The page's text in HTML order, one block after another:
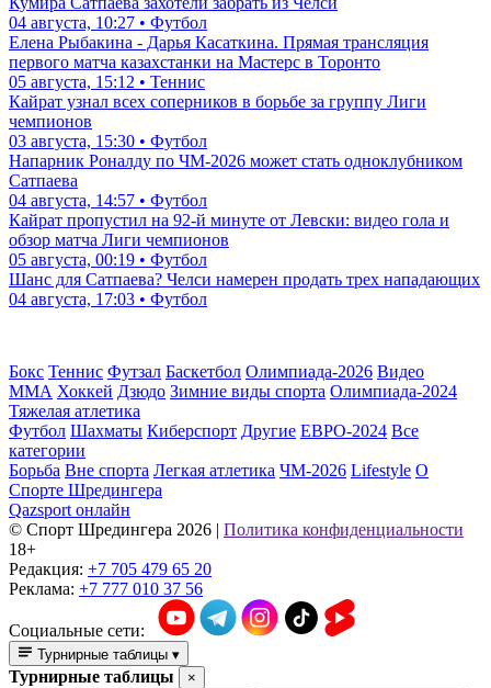
04 августа, 10:27 • Футбол
Елена Рыбакина - Дарья Касаткина. Прямая трансляция
первого матча казахстанки на Мастерс в Торонто
05 августа, 15:12 • Теннис
Кайрат узнал всех соперников в борьбе за группу Лиги
чемпионов
03 августа, 15:30 • Футбол
Напарник Роналду по ЧМ-2026 может стать одноклубником
Сатпаева
04 августа, 14:57 • Футбол
Кайрат пропустил на 92-й минуте от Левски: видео гола и
обзор матча Лиги чемпионов
05 августа, 00:19 • Футбол
Шанс для Сатпаева? Челси намерен продать трех нападающих
04 августа, 17:03 • Футбол
Бокс Теннис Футзал Баскетбол Олимпиада-2026 Видео
ММА Хоккей Дзюдо Зимние виды спорта Олимпиада-2024
Тяжелая атлетика
Футбол Шахматы Киберспорт Другие ЕВРО-2024 Все
категории
Борьба Вне спорта Легкая атлетика ЧМ-2026 Lifestyle О
Спорте Шредингера
Qazsport онлайн
© Cпорт Шредингера 2026 | Политика конфиденциальности
18+
Редакция: +7 705 479 65 20
Реклама: +7 777 010 37 56
Социальные сети:
Турнирные таблицы ▾
Турнирные таблицы
×